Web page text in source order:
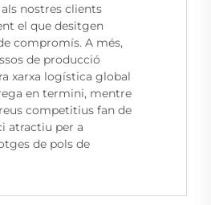
nostres clients
el que desitgen
compromís. A més,
de producció
xarxa logística global
en termini, mentre
competitius fan de
atractiu per a
de pols de